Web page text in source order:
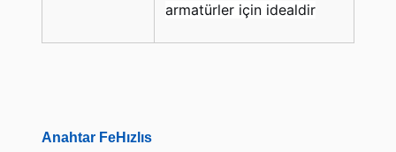
armatürler için idealdir
Anahtar FeHızlıs